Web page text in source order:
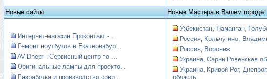
Новые сайты Новые Мастера в Вашем городе
Интернет-магазин Проконтакт - ...
Ремонт ноутбуков в Екатеринбур...
AV-Dnepr - Сервисный центр по ...
Оригинальные лампы для проекто...
Разработка и производство совр...
Узбекистан, Наманган,
Россия, Кольчугино,
Россия, Воронеж
Украина, Сарни Ровенская
Украина, Кривой Рог,
область